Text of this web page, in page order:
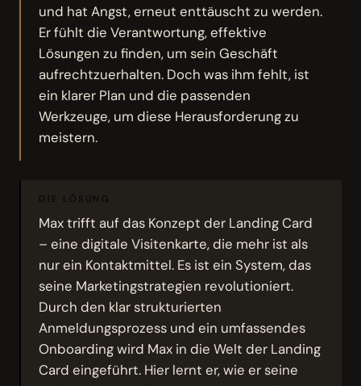
und hat Angst, erneut enttäuscht zu werden.
Er fühlt die Verantwortung, effektive
Lösungen zu finden, um sein Geschäft
aufrechtzuerhalten. Doch was ihm fehlt, ist
ein klarer Plan und die passenden
Werkzeuge, um diese Herausforderung zu
meistern.
DIE LÖSUNG
Max trifft auf das Konzept der Landing Card
– eine digitale Visitenkarte, die mehr ist als
nur ein Kontaktmittel. Es ist ein System, das
seine Marketingstrategien revolutioniert.
Durch den klar strukturierten
Anmeldungsprozess und ein umfassendes
Onboarding wird Max in die Welt der Landing
Card eingeführt. Hier lernt er, wie er seine